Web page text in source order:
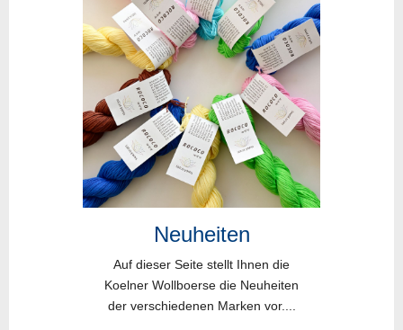
Neuheiten
Auf dieser Seite stellt Ihnen die
Koelner Wollboerse die Neuheiten
der verschiedenen Marken vor....